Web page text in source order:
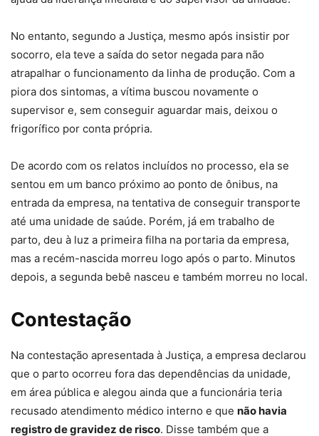
No entanto, segundo a Justiça, mesmo após insistir por
socorro, ela teve a saída do setor negada para não
atrapalhar o funcionamento da linha de produção. Com a
piora dos sintomas, a vítima buscou novamente o
supervisor e, sem conseguir aguardar mais, deixou o
frigorífico por conta própria.
De acordo com os relatos incluídos no processo, ela se
sentou em um banco próximo ao ponto de ônibus, na
entrada da empresa, na tentativa de conseguir transporte
até uma unidade de saúde. Porém, já em trabalho de
parto, deu à luz a primeira filha na portaria da empresa,
mas a recém-nascida morreu logo após o parto. Minutos
depois, a segunda bebê nasceu e também morreu no local.
Contestação
Na contestação apresentada à Justiça, a empresa declarou
que o parto ocorreu fora das dependências da unidade,
em área pública e alegou ainda que a funcionária teria
recusado atendimento médico interno e que não havia
registro de gravidez de risco. Disse também que a